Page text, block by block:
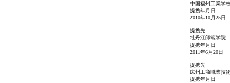
中国福州工業学
提携年月日
2010年10月25日
提携先
牡丹江師範学院
提携年月日
2011年6月20日
提携先
広州工商職業技
提携年月日